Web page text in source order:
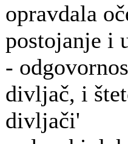
opravdala
postojanje i
-
divljač, i
divljači'